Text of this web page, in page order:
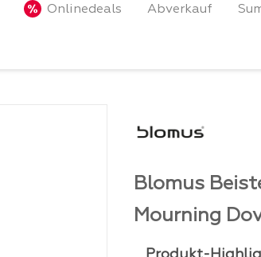
Onlinedeals Abverkauf
Blomus
Mourning